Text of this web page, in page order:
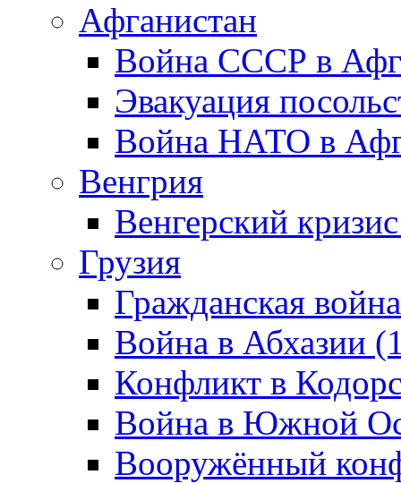
Афганистан
Война СССР в
Эвакуация
Война НАТО в
Венгрия
Венгерский
Грузия
Гражданская
Война в Абхазии
Конфликт в
Война в Южной
Вооружённый